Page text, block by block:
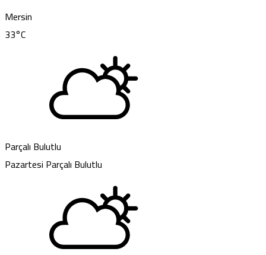
Mersin
33°C
Parçalı Bulutlu
Pazartesi Parçalı Bulutlu